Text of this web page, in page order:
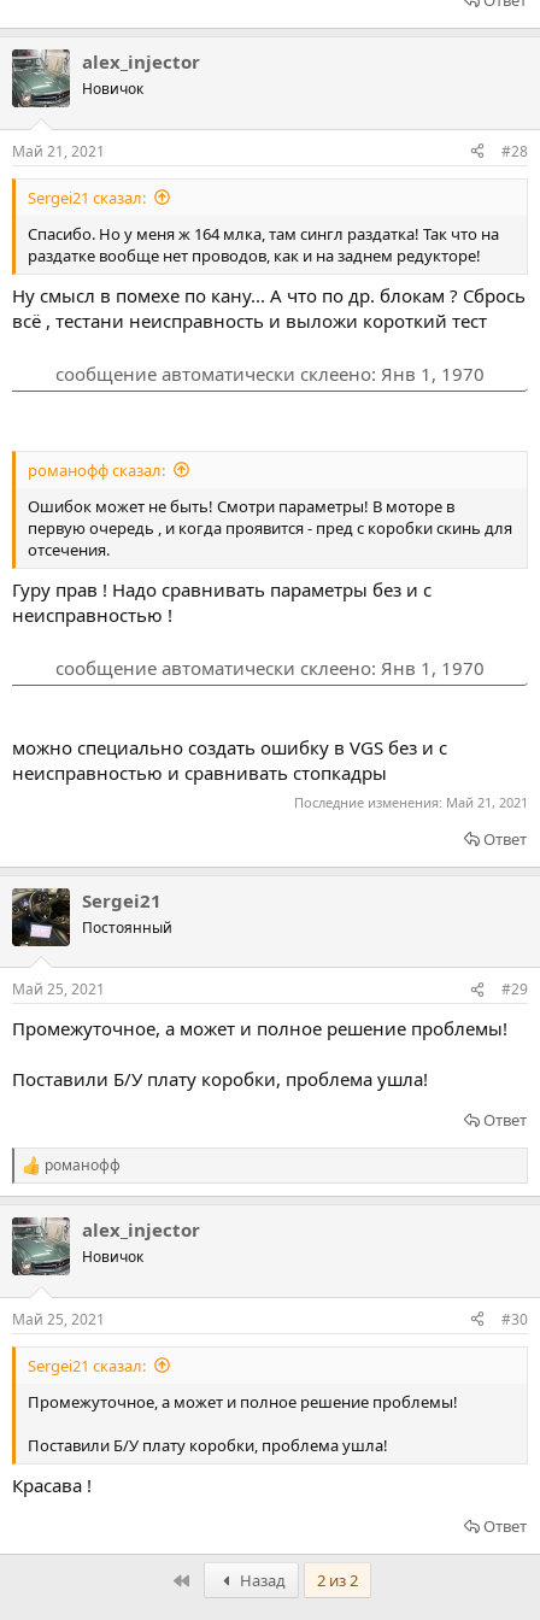
alex_injector
Новичок
Май 21, 2021 #28
Sergei21 сказал:
Спасибо. Но у меня ж 164 млка, там сингл раздатка! Так что на
раздатке вообще нет проводов, как и на заднем редукторе!
Ну смысл в помехе по кану... А что по др. блокам ? Сбрось
всё , тестани неисправность и выложи короткий тест
сообщение автоматически склеено: Янв 1, 1970
романофф сказал:
Ошибок может не быть! Смотри параметры! В моторе в
первую очередь , и когда проявится - пред с коробки скинь для
отсечения.
Гуру прав ! Надо сравнивать параметры без и с
неисправностью !
сообщение автоматически склеено: Янв 1, 1970
можно специально создать ошибку в VGS без и с
неисправностью и сравнивать стопкадры
Последние изменения: Май 21, 2021
Ответ
Sergei21
Постоянный
Май 25, 2021 #29
Промежуточное, а может и полное решение проблемы!
Поставили Б/У плату коробки, проблема ушла!
Ответ
Р
е
к
ц
и
романофф
alex_injector
Новичок
Май 25, 2021 #30
Sergei21 сказал:
Промежуточное, а может и полное решение проблемы!
Поставили Б/У плату коробки, проблема ушла!
Красава !
Ответ
ПервыйНазад 2 из 2